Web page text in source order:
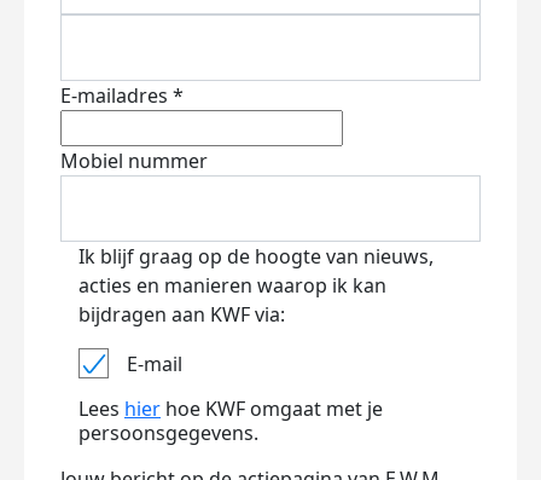
E-mailadres *
Mobiel nummer
Ik blijf graag op de hoogte van nieuws,
acties en manieren waarop ik kan
bijdragen aan KWF via:
E-mail
Lees hier hoe KWF omgaat met je
persoonsgegevens.